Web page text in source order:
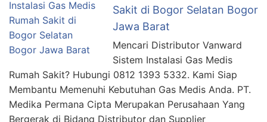
Sakit di Bogor Selatan Bogor
Jawa Barat
Mencari Distributor Vanward
Sistem Instalasi Gas Medis
Rumah Sakit? Hubungi 0812 1393 5332. Kami Siap
Membantu Memenuhi Kebutuhan Gas Medis Anda. PT.
Medika Permana Cipta Merupakan Perusahaan Yang
Bergerak di Bidang Distributor dan Supplier